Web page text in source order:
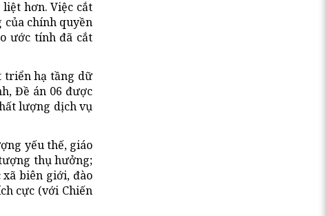
hơn. Việc cắt
của chính quyền
ước tính đã cắt
triển hạ tầng dữ
Đề án 06 được
lượng dịch vụ
yếu thế, giáo
thụ hưởng;
biên giới, đào
cực (với Chiến